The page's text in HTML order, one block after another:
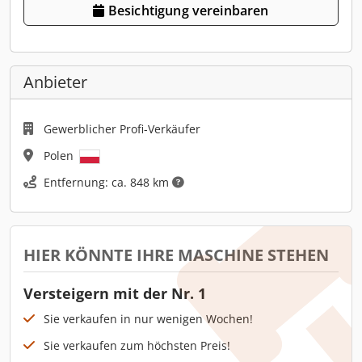
Besichtigung vereinbaren
Anbieter
Gewerblicher Profi-Verkäufer
Polen
Entfernung: ca. 848 km
HIER KÖNNTE IHRE MASCHINE STEHEN
Versteigern mit der Nr. 1
Sie verkaufen in nur wenigen Wochen!
Sie verkaufen zum höchsten Preis!